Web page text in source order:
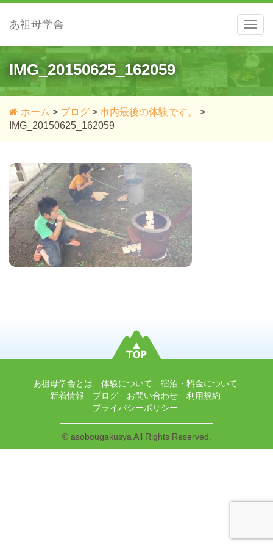
メ
ニ
ー
あ祖母学舎
IMG_20150625_162059
ホーム > ブログ > 市内最後の体験です。
>
IMG_20150625_162059
あ祖母学舎とは 体験について
宿泊・料金について
新着情報
ブログ お問い合わせ
利用規約
プライバシーポリシー
© asobougakusya All Rights Reserved.